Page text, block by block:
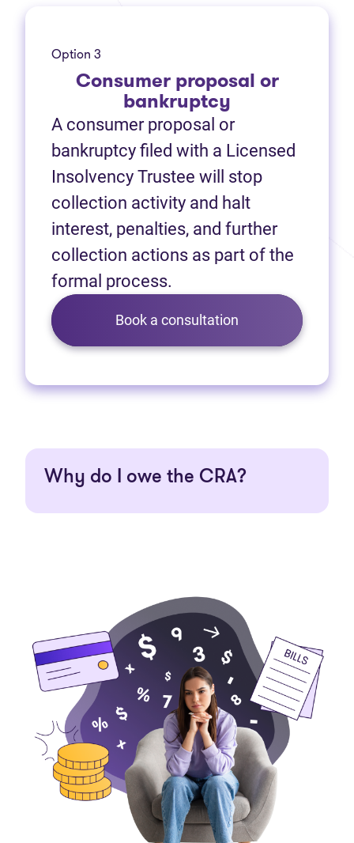
Option 3
Consumer proposal or
bankruptcy
A consumer proposal or
bankruptcy filed with a Licensed
Insolvency Trustee will stop
collection activity and halt
interest, penalties, and further
collection actions as part of the
formal process.
Book a consultation
Why do I owe the CRA?